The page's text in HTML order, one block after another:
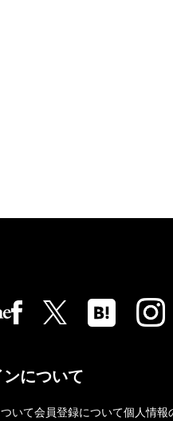
について
いて会員登録について個人情報